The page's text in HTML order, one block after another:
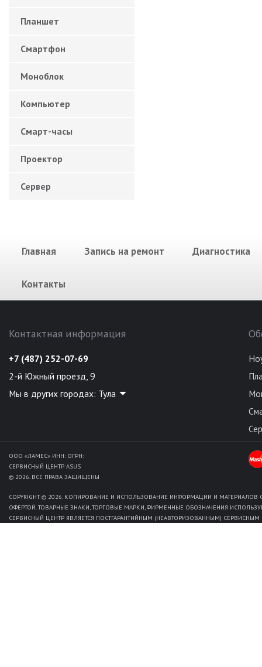
Планшет
Смартфон
Моноблок
Компьютер
Смарт-часы
Проектор
Сервер
Главная Запись на ремонт Диагностика
Контакты
Контактная информация
+7 (487) 252-07-69
2-й Южный проезд, 9
Мы в других городах: Тула
ООО «ЛАМЕС» ИНН: ОГРН:
СЕРВИСНЫЙ ЦЕНТР ASUS
© 2026. ВСЕ ПРАВА ЗАЩИЩЕНЫ
COPYRIGHT © 2026. КОПИРОВАНИЕ И ИСПОЛЬЗОВАНИЕ ИНФОРМАЦИИ И
ОФЕРТОЙ. ТОВАРНЫЕ ЗНАКИ, ТОРГОВЫЕ МАРКИ, ФИРМЕННЫЕ ОБОЗНАЧЕНИЯ
СЕРВИСНЫЙ ЦЕНТР ЯВЛЯЕТСЯ ПОСТГАРАНТИЙНЫМ (НЕАВТОРИЗОВАННЫМ)